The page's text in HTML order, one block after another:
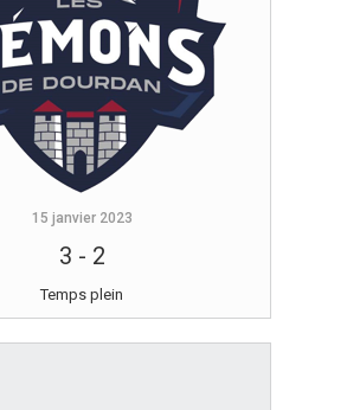
15 janvier 2023
3 - 2
Temps plein